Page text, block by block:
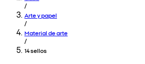
/
Arte y papel
/
Material de arte
/
14 sellos